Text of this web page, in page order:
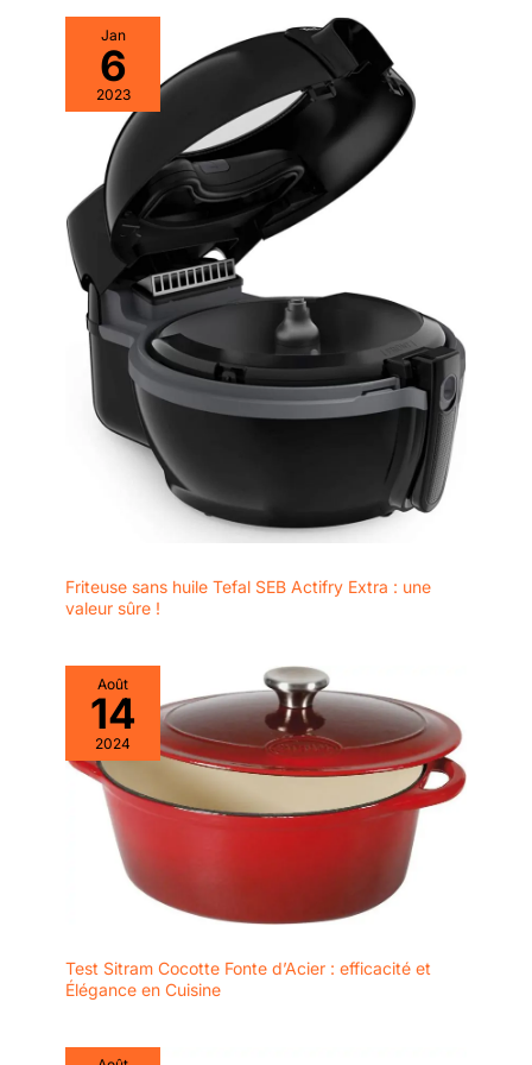
GRASSES : Le système d'air chaud à 360° de la friteuse à air
chaud à 2 chambres utilise la graisse des aliments ; aucune
huile supplémentaire n'est nécessaire. Préparez ainsi des
plats croustillants et faibles en matières grasses en un clin
d'œil.
Jan
6
2023
Friteuse sans huile Tefal SEB Actifry Extra : une
valeur sûre !
Août
14
2024
Test Sitram Cocotte Fonte d’Acier : efficacité et
Élégance en Cuisine